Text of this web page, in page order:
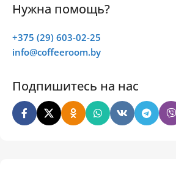
Нужна помощь?
+375 (29) 603-02-25
info@coffeeroom.by
Подпишитесь на нас